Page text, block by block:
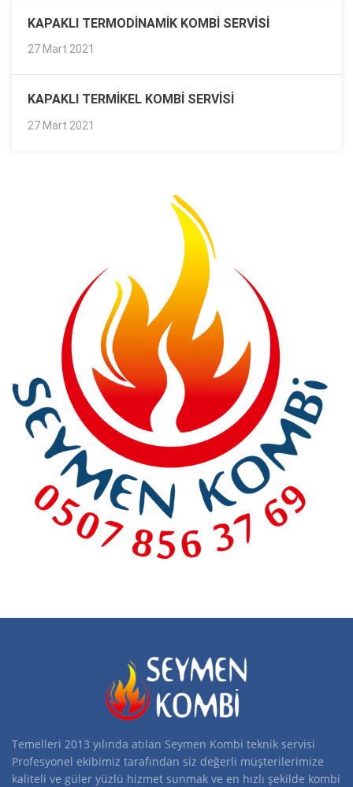
KAPAKLI TERMODINAMIK KOMBI SERVISI
27 Mart 2021
KAPAKLI TERMIKEL KOMBI SERVISI
27 Mart 2021
Temelleri 2013 yılında atılan Seymen Kombi teknik servisi
Profesyonel ekibimiz tarafından siz değerli müşterilerimize
kaliteli ve güler yüzlü hizmet sunmak ve en hızlı şekilde kombi